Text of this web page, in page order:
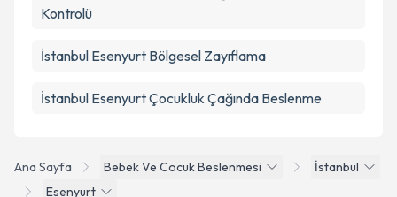
Ana Sayfa Bebek Ve Cocuk Beslenmesi
İstanbul
Esenyurt
Kontrolü
İstanbul Esenyurt Bölgesel Zayıflama
İstanbul Esenyurt Çocukluk Çağında Beslenme